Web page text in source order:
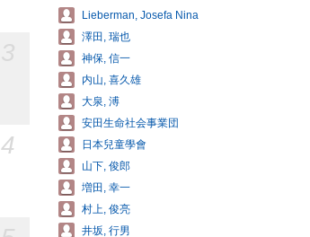
4
Lieberman, Josefa Nina
澤田, 瑞也
神保, 信一
内山, 喜久雄
大泉, 溥
安田生命社会事業団
日本兒童學會
山下, 俊郎
増田, 幸一
村上, 俊亮
井坂, 行男